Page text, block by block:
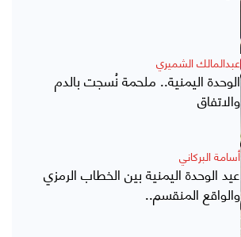
عبدالمالك الشميري
الوحدة اليمنية.. ملحمة نُسجت بالدم
والاتفاق
أسامة البركاني
عيد الوحدة اليمنية بين الخطاب الرمزي
والواقع المنقسم..